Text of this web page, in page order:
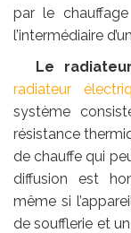
par le
l’intermédiaire
Le
radiateur
système
résistance
de chauffe qui
diffusion est
même si
de soufflerie et